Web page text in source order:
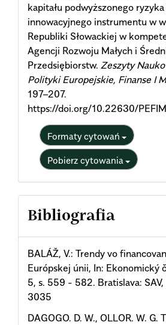
kapitału podwyższonego
innowacyjnego instrumentu w
Republiki Słowackiej w
Agencji Rozwoju Małych i
Przedsiębiorstw. Zeszyty
Polityki Europejskie, Finanse I
197–207.
https://doi.org/10.22630/
Formaty cytowań
Pobierz cytowania
Bibliografia
BALÁŽ, V.: Trendy vo
Európskej únii, In: Ekonomický
5, s. 559 - 582. Bratislava:
3035
DAGOGO. D. W., OLLOR. W.